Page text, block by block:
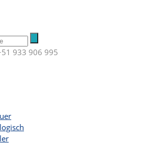
933 906 995